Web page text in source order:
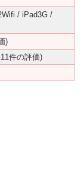
/ iPad3G /
)
件の評価)